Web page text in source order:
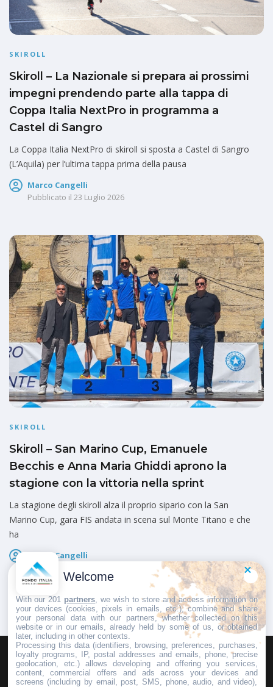
SKIROLL
Skiroll – La Nazionale si prepara ai prossimi
impegni prendendo parte alla tappa di
Coppa Italia NextPro in programma a
Castel di Sangro
La Coppa Italia NextPro di skiroll si sposta a Castel di Sangro
(L’Aquila) per l’ultima tappa prima della pausa
Marco Cangelli
Pubblicato il 23 Luglio 2026
SKIROLL
Skiroll – San Marino Cup, Emanuele
Becchis e Anna Maria Ghiddi aprono la
stagione con la vittoria nella sprint
La stagione degli skiroll alza il proprio sipario con la San
Marino Cup, gara FIS andata in scena sul Monte Titano e che
ha
Marco Cangelli
Pubblicato il
HOMEPAGEREDAZIONEINVIA UN COMUNICATO STAMPA
Welcome
With our 201 partners , we wish to store and access information on
your devices (cookies, pixels in emails, etc.), combine and share
your personal data with our partners, whether collected on this
website or in our emails, already held by some of us, or obtained
later, including in other contexts.
Processing this data (identifiers, browsing, preferences, purchases,
loyalty programs, IP, postal addresses and emails, phone, precise
geolocation, etc.) allows developing and offering you services,
content, commercial offers and ads across your devices and
screens (including by email, post, SMS, phone, audio, and video),